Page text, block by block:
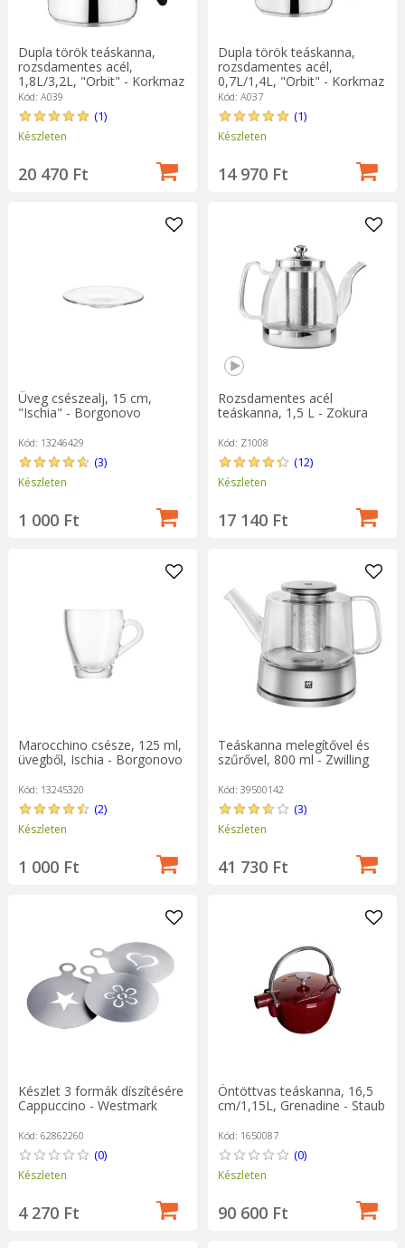
Dupla török ​​teáskanna,
rozsdamentes acél,
1,8L/3,2L, "Orbit" - Korkmaz
Kód: A039
(1)
Készleten
20 470 Ft
Dupla török ​​teáskanna,
rozsdamentes acél,
0,7L/1,4L, "Orbit" - Korkmaz
Kód: A037
(1)
Készleten
14 970 Ft
Üveg csészealj, 15 cm,
"Ischia" - Borgonovo
Kód: 13246429
(3)
Készleten
1 000 Ft
Rozsdamentes acél
teáskanna, 1,5 L - Zokura
Kód: Z1008
(12)
Készleten
17 140 Ft
Marocchino csésze, 125 ml,
üvegből, Ischia - Borgonovo
Kód: 13245320
(2)
Készleten
1 000 Ft
Teáskanna melegítővel és
szűrővel, 800 ml - Zwilling
Kód: 39500142
(3)
Készleten
41 730 Ft
Készlet 3 formák díszítésére
Cappuccino - Westmark
Kód: 62862260
(0)
Készleten
4 270 Ft
Öntöttvas teáskanna, 16,5
cm/1,15L, Grenadine - Staub
Kód: 1650087
(0)
Készleten
90 600 Ft